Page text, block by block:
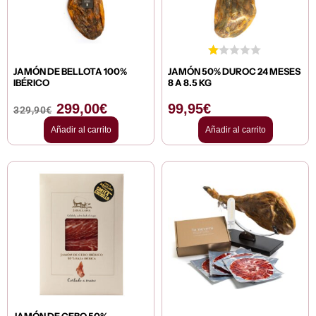
JAMÓN DE BELLOTA 100%
IBÉRICO
329,90€ 299,00€
Añadir al carrito
JAMÓN 50% DUROC 24 MESES
8 A 8.5 KG
99,95€
Añadir al carrito